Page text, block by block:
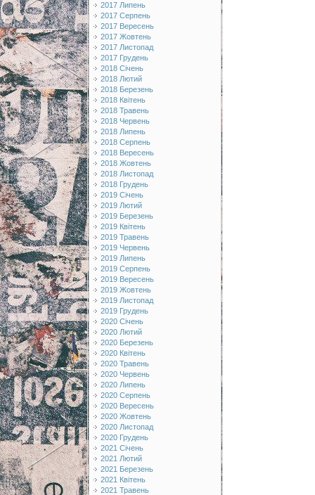
2017 Липень
2017 Серпень
2017 Вересень
2017 Жовтень
2017 Листопад
2017 Грудень
2018 Січень
2018 Лютий
2018 Березень
2018 Квітень
2018 Травень
2018 Червень
2018 Липень
2018 Серпень
2018 Вересень
2018 Жовтень
2018 Листопад
2018 Грудень
2019 Січень
2019 Лютий
2019 Березень
2019 Квітень
2019 Травень
2019 Червень
2019 Липень
2019 Серпень
2019 Вересень
2019 Жовтень
2019 Листопад
2019 Грудень
2020 Січень
2020 Лютий
2020 Березень
2020 Квітень
2020 Травень
2020 Червень
2020 Липень
2020 Серпень
2020 Вересень
2020 Жовтень
2020 Листопад
2020 Грудень
2021 Січень
2021 Лютий
2021 Березень
2021 Квітень
2021 Травень